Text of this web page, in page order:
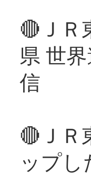
🔴ＪＲ
県 世
信
🔴ＪＲ
ップ